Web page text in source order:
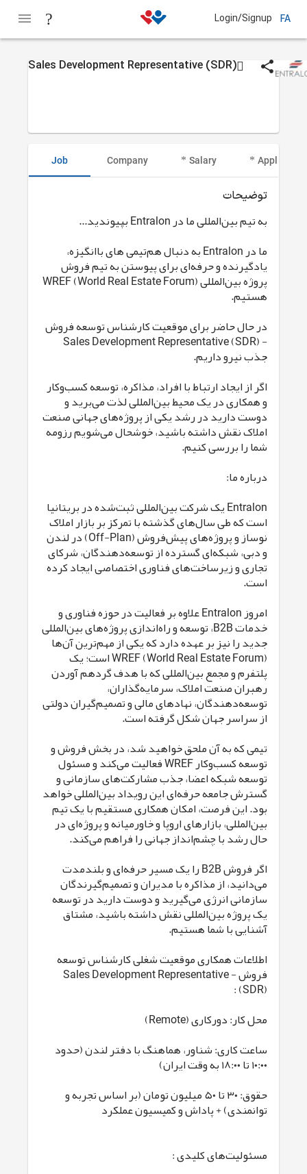
Login/Signup FA
Sales Development Representative (SDR)
Job Company Salary Applicant
توضیحات
به تیم بین‌المللی ما در Entralon بپیوندید...
ما در Entralon به دنبال هم‌تیمی های باانگیزه،
یادگیرنده و حرفه‌ای برای پیوستن به تیم فروش
پروژه بین‌المللی WREF (World Real Estate Forum)
هستیم.
در حال حاضر برای موقعیت کارشناس توسعه فروش
- Sales Development Representative (SDR)
جذب نیرو داریم.
اگر از ایجاد ارتباط با افراد، مذاکره، توسعه کسب‌وکار
و همکاری در یک محیط بین‌المللی لذت می‌برید و
دوست دارید در رشد یکی از پروژه‌های جهانی صنعت
املاک نقش داشته باشید، خوشحال می‌شویم رزومه
شما را بررسی کنیم.
درباره ما:
Entralon یک شرکت بین‌المللی ثبت‌شده در بریتانیا
است که طی سال‌های گذشته با تمرکز بر بازار املاک
نوساز و پروژه‌های پیش‌فروش (Off-Plan) در لندن
و دبی، شبکه‌ای گسترده از توسعه‌دهندگان، شرکای
تجاری و زیرساخت‌های فناوری اختصاصی ایجاد کرده
است.
امروز Entralon علاوه بر فعالیت در حوزه فناوری و
خدمات B2B، توسعه و راه‌اندازی پروژه‌های بین‌المللی
جدید را نیز بر عهده دارد که یکی از مهم‌ترین آن‌ها
WREF (World Real Estate Forum) است؛ یک
پلتفرم و مجمع بین‌المللی که با هدف گردهم آوردن
رهبران صنعت املاک، سرمایه‌گذاران،
توسعه‌دهندگان، نهادهای مالی و تصمیم‌گیران دولتی
از سراسر جهان شکل گرفته است.
تیمی که به آن ملحق خواهید شد، در بخش فروش و
توسعه کسب‌وکار WREF فعالیت می‌کند و مسئول
توسعه شبکه اعضا، جذب مشارکت‌های سازمانی و
گسترش جامعه حرفه‌ای این رویداد بین‌المللی خواهد
بود. این فرصت، امکان همکاری مستقیم با یک تیم
بین‌المللی، بازارهای اروپا و خاورمیانه و پروژه‌ای در
حال رشد با چشم‌انداز جهانی را فراهم می‌کند.
اگر فروش B2B را یک مسیر حرفه‌ای و بلندمدت
می‌دانید، از مذاکره با مدیران و تصمیم‌گیرندگان
سازمانی انرژی می‌گیرید و دوست دارید در توسعه
یک پروژه بین‌المللی نقش داشته باشید، مشتاق
آشنایی با شما هستیم.
اطلاعات همکاری موقعیت شغلی کارشناس توسعه
فروش - Sales Development Representative
(SDR) :
محل کار: دورکاری (Remote)
ساعت کاری: شناور، هماهنگ با دفتر لندن (حدود
۱۰:۰۰ تا ۱۸:۰۰ به وقت ایران)
حقوق: ۳۰ تا ۵۰ میلیون تومان (بر اساس تجربه و
توانمندی) + پاداش و کمیسیون عملکرد
مسئولیت‌های کلیدی :